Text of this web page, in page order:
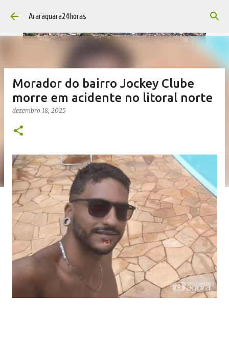
Pular para o conteúdo principal
Araraquara24horas
Morador do bairro Jockey Clube
morre em acidente no litoral norte
dezembro 18, 2025